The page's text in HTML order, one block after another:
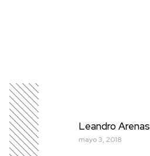
Leandro Arenas
mayo 3, 2018